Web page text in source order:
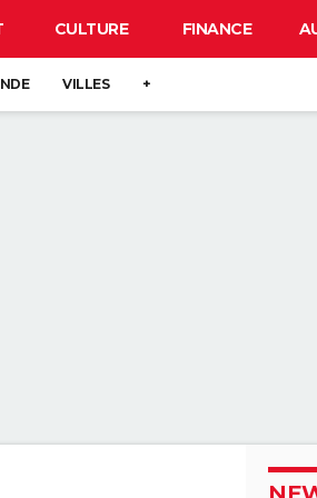
CULTURE FINANCE
VILLES +